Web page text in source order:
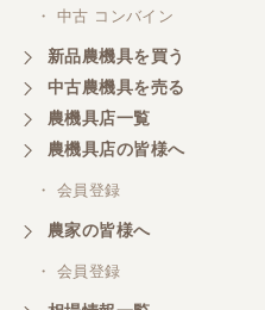
・ 中古 コンバイン
新品農機具を買う
中古農機具を売る
農機具店一覧
農機具店の皆様へ
・ 会員登録
農家の皆様へ
・ 会員登録